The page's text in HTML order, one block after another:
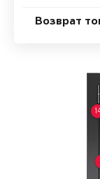
Возврат